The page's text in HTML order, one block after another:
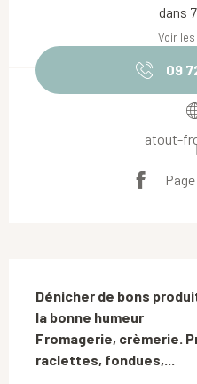
dans
Voir
09
atout-
Dénicher de bons
la bonne humeur
Fromagerie, crèmerie.
raclettes, fondues,...